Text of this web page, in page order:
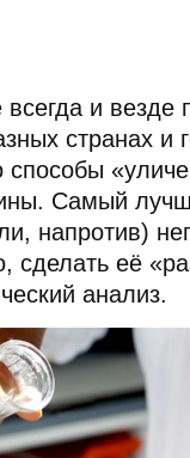
и везде
странах и
способы
Самый
напротив)
сделать её
анализ.